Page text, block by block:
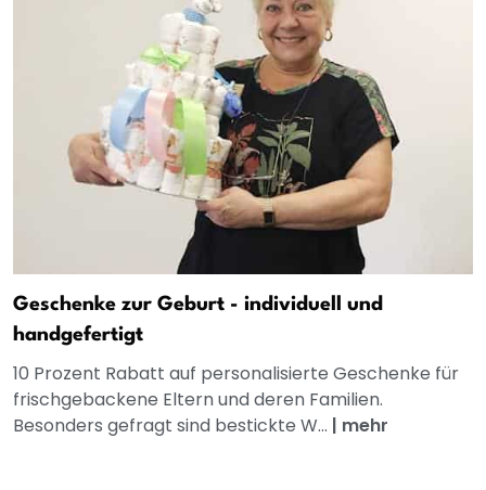
Geschenke zur Geburt - individuell und
handgefertigt
10 Prozent Rabatt auf personalisierte Geschenke für
frischgebackene Eltern und deren Familien.
Besonders gefragt sind bestickte W... | mehr